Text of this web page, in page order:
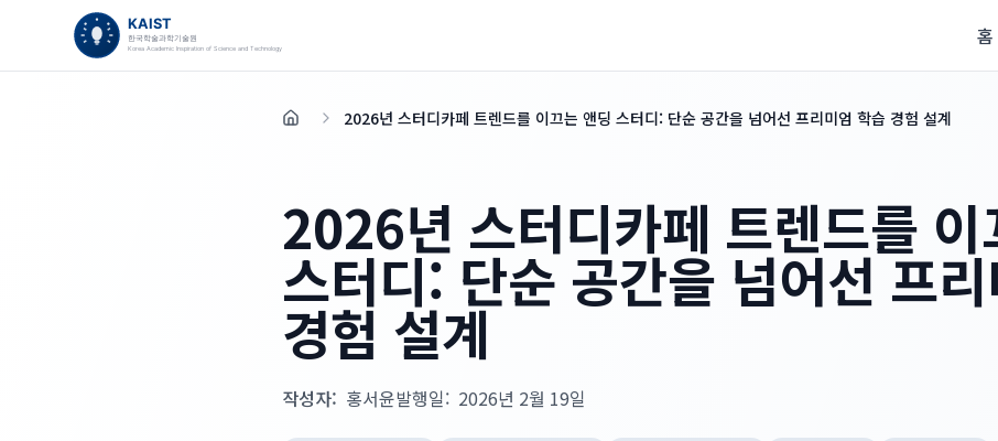
홈
홈 2026년 스터디카페 트렌드를 이끄는 앤딩 스터디: 단순 공간을 넘어선 프리미엄 학습 경험 설계
2026년 스터디카페 트렌드를 이
스터디: 단순 공간을 넘어선 프
경험 설계
작성자: 홍서윤발행일: 2026년 2월 19일